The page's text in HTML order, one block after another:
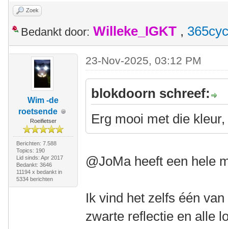
Zoek
Bedankt door: Willeke_IGKT ,
Wim -de
roetsende
Roeifietser
Berichten: 7.588
Topics: 190
Lid sinds: Apr 2017
Bedankt: 3646
11194 x bedankt in
5334 berichten
23-Nov-2025, 03:12 PM
blokdoorn schreef:
Erg mooi met die
@JoMa heeft een hele
Ik vind het zelfs één
zwarte reflectie en alle